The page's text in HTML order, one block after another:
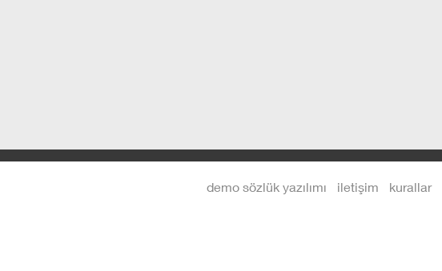
demo sözlük yazılımı iletişim kurallar